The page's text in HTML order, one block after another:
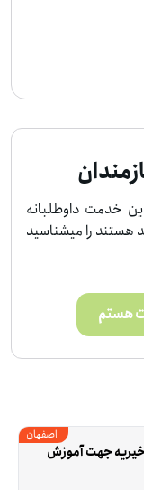
خدمت داوطلبانه
هستند را میشناسید
هستم
اصفهان